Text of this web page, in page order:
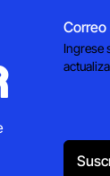
Correo
Ingrese